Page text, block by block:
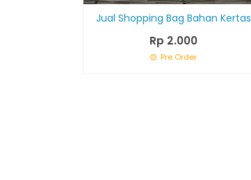
Jual Shopping Bag Bahan Kertas
Rp 2.000
Pre Order